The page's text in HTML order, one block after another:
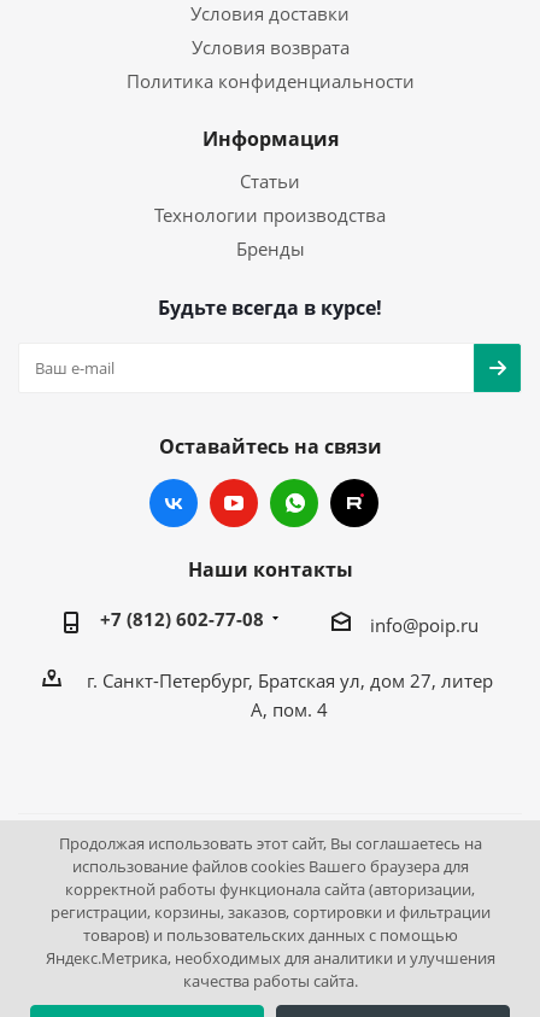
Условия доставки
Условия возврата
Политика конфиденциальности
Информация
Статьи
Технологии производства
Бренды
Будьте всегда в курсе!
Оставайтесь на связи
Наши контакты
+7 (812) 602-77-08 info@poip.ru
г. Санкт-Петербург, Братская ул, дом 27, литер
А, пом. 4
2009 - 2026 © Промышленное оборудование Интернет
портал.
195043, г. Санкт-Петербург, Братская ул, дом 27, литер А,
пом. 4
Продолжая использовать этот сайт, Вы соглашаетесь на
использование файлов cookies Вашего браузера для
корректной работы функционала сайта (авторизации,
регистрации, корзины, заказов, сортировки и фильтрации
товаров) и пользовательских данных с помощью
Яндекс.Метрика, необходимых для аналитики и улучшения
качества работы сайта.